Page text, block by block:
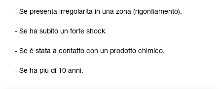
formazione ed un addestramento specifico.
capacità di rifare la manovra, da soli, in piena
Forniamo esempi di tecniche relative alla vostra
vengono qui descritte.
- Se presenta irregolarità in una zona (rigonfiamento).
- Se ha subito un forte shock.
- Se è stata a contatto con un prodotto chimico.
- Se ha più di 10 anni.